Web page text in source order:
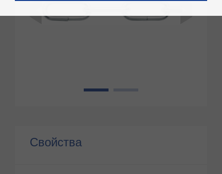
1
Свойства